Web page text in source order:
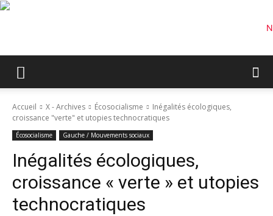
Accueil X - Archives Écosocialisme
Inégalités écologiques,
croissance "verte" et utopies technocratiques
Écosocialisme Gauche / Mouvements sociaux
Inégalités écologiques,
croissance « verte » et utopies
technocratiques